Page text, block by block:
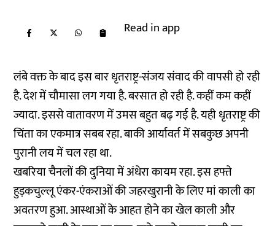
Read in app
लंबे वक्त के बाद इस बार धृतराष्ट्र-संजय संवाद की वापसी हो रही
है. देश में चौमासा लग गया है. बरसात हो रही है. कहीं कम कहीं
ज्यादा. इससे वातावरण में उमस बहुत बढ़ गई है. यही धृतराष्ट्र की
चिंता का एकमात्र सबब रहा. बाकी आर्यावर्त में सबकुछ अपनी
पुरानी लय में चल रहा था.
खबरिया चैनलों की दुनिया में अंधेरा कायम रहा. इस हफ्ते
हुड़कचुल्लू एंकर-एंकराओं की जहरखुरानी के लिए मां काली का
अवतरण हुआ. आस्थाओं के आहत होने का खेल काली और